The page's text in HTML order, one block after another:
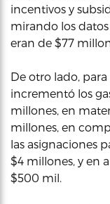
incentivos y
mirando los
eran de $77
De otro lado,
incrementó los
millones, en
millones, en
las asignaciones
$4 millones, y en
$500 mil.